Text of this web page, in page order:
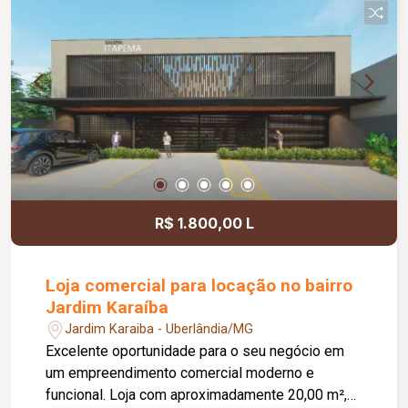
motocicletas, área ajardinada e uma excelente
vista, criando um ambiente agradável para
clientes e colaboradores. Um espaço estratégico,
confortável e preparado para impulsionar o
crescimento do seu negócio.
R$ 1.800,00 L
Loja comercial para locação no bairro
Jardim Karaíba
Jardim Karaiba - Uberlândia/MG
Excelente oportunidade para o seu negócio em
um empreendimento comercial moderno e
funcional. Loja com aproximadamente 20,00 m²,